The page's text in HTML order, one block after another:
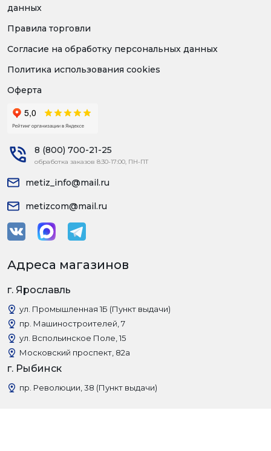
данных
Правила торговли
Согласие на обработку персональных данных
Политика использования cookies
Оферта
8 (800) 700-21-25
обработка заказов 8:30-17:00, ПН-ПТ
metiz_info@mail.ru
metizcom@mail.ru
Адреса магазинов
г. Ярославль
ул. Промышленная 1Б (Пункт выдачи)
пр. Машиностроителей, 7
ул. Вспольинское Поле, 15
Московский проспект, 82а
г. Рыбинск
пр. Революции, 38 (Пункт выдачи)